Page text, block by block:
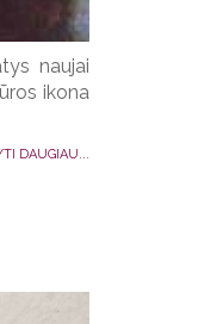
naujai
ikona
DAUGIAU...